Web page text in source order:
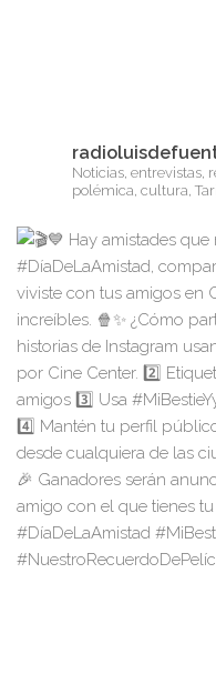
Noticias, entrevistas,
polémica, cultura,